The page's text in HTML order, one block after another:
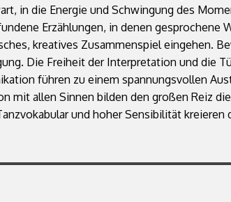
in die Energie und Schwingung des
Erzählungen, in denen gesprochene
kreatives Zusammenspiel eingehen.
Die Freiheit der Interpretation und die
führen zu einem spannungsvollen
mit allen Sinnen bilden den großen Reiz
und hoher Sensibilität kreieren